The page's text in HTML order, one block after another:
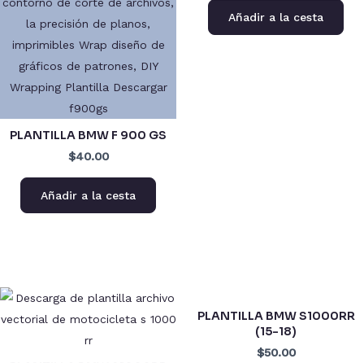
PLANTILLA BMW F 900 GS
$40.00
Añadir a la cesta
Añadir a la cesta
PLANTILLA BMW S1000RR
(15-18)
$50.00